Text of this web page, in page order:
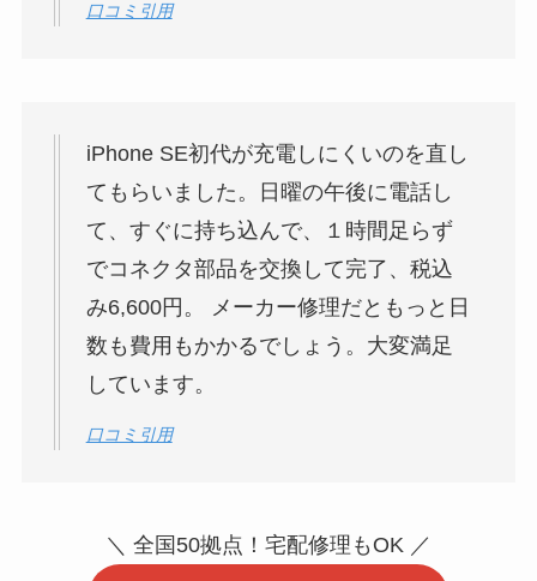
口コミ引用
iPhone SE初代が充電しにくいのを直し
てもらいました。日曜の午後に電話し
て、すぐに持ち込んで、１時間足らず
でコネクタ部品を交換して完了、税込
み6,600円。 メーカー修理だともっと日
数も費用もかかるでしょう。大変満足
しています。
口コミ引用
＼ 全国50拠点！宅配修理もOK ／